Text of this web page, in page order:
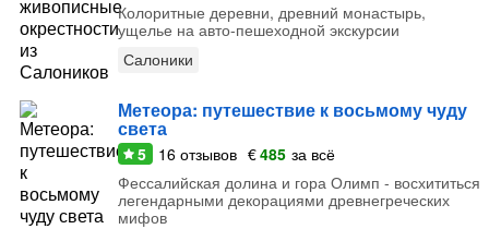
Колоритные деревни, древний монастырь,
ущелье на авто-пешеходной экскурсии
Салоники
Метеора: путешествие к восьмому чуду
света
5 16 отзывов €485 за всё
Фессалийская долина и гора Олимп - восхититься
легендарными декорациями древнегреческих
мифов